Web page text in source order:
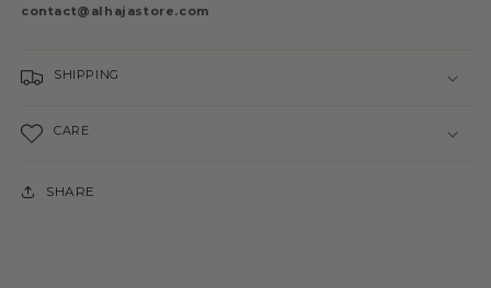
contact@alhajastore.com
SHIPPING
CARE
SHARE